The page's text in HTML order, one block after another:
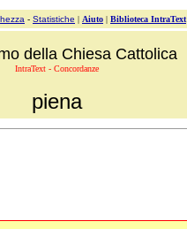
- Statistiche | Aiuto | Biblioteca IntraText
della Chiesa Cattolica
IntraText - Concordanze
piena